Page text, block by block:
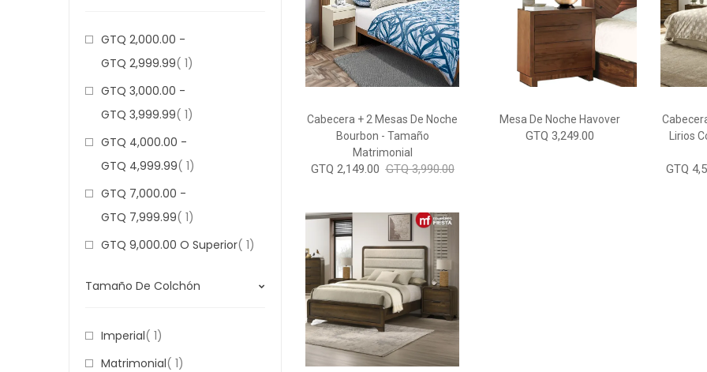
Cabecera + 2 Mesas De Noche
Bourbon - Tamaño
Matrimonial
GTQ 2,149.00 GTQ 3,990.00
Mesa De Noche Havover
GTQ 3,249.00
Lirios
GTQ
GTQ 2,000.00 -
GTQ 2,999.99 1Item
GTQ 3,000.00 -
GTQ 3,999.99 1Item
GTQ 4,000.00 -
GTQ 4,999.99 1Item
GTQ 7,000.00 -
GTQ 7,999.99 1Item
GTQ 9,000.00 O Superior 1Item
Tamaño De Colchón
Imperial 1Item
Matrimonial 1Item